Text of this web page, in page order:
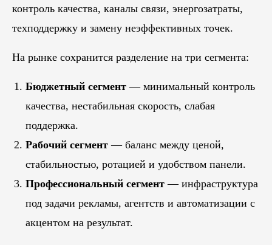
контроль качества, каналы связи, энергозатраты,
техподдержку и замену неэффективных точек.
На рынке сохранится разделение на три сегмента:
Бюджетный сегмент — минимальный контроль
качества, нестабильная скорость, слабая
поддержка.
Рабочий сегмент — баланс между ценой,
стабильностью, ротацией и удобством панели.
Профессиональный сегмент — инфраструктура
под задачи рекламы, агентств и автоматизации с
акцентом на результат.